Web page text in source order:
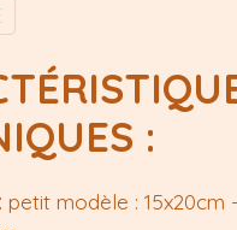
:
petit modèle :